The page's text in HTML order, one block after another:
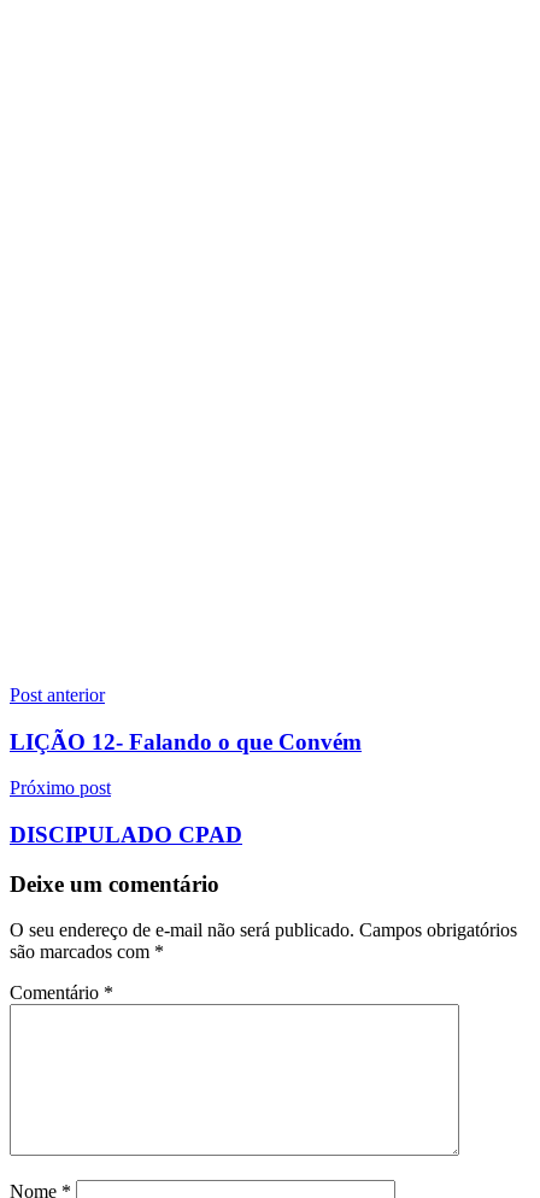
Navegação
de
Post
Post anterior
LIÇÃO 12- Falando o que Convém
Próximo post
DISCIPULADO CPAD
Deixe um comentário
O seu endereço de e-mail não será publicado. Campos obrigatórios
são marcados com *
Comentário *
Nome *